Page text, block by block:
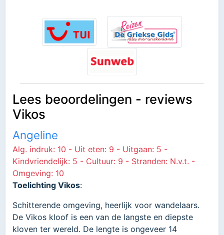
Lees beoordelingen - reviews
Vikos
Angeline
Alg. indruk: 10 - Uit eten: 9 - Uitgaan: 5 -
Kindvriendelijk: 5 - Cultuur: 9 - Stranden: N.v.t. -
Omgeving: 10
Toelichting Vikos:
Schitterende omgeving, heerlijk voor wandelaars.
De Vikos kloof is een van de langste en diepste
kloven ter wereld. De lengte is ongeveer 14